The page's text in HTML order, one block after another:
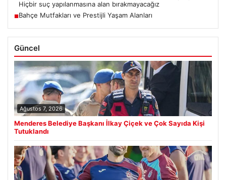
Hiçbir suç yapılanmasına alan bırakmayacağız
■Bahçe Mutfakları ve Prestijli Yaşam Alanları
Güncel
Ağustos 7, 2026
Menderes Belediye Başkanı İlkay Çiçek ve Çok Sayıda Kişi
Tutuklandı